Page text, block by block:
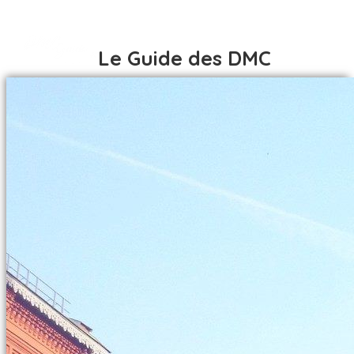
Le Guide des DMC
AFRIQUE
AFRIQUE DU SUD